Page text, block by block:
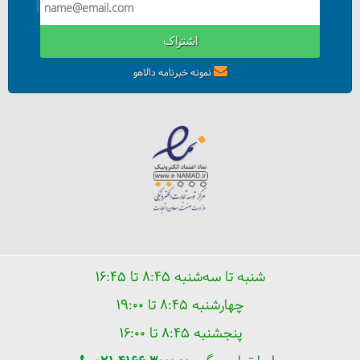
اشتراک
نمونه خبرنامه دالاهو
شنبه تا سه‌شنبه ۸:۴۵ تا ۱۶:۴۵
چهارشنبه ۸:۴۵ تا ۱۹:۰۰
پنجشنبه ۸:۴۵ تا ۱۶:۰۰